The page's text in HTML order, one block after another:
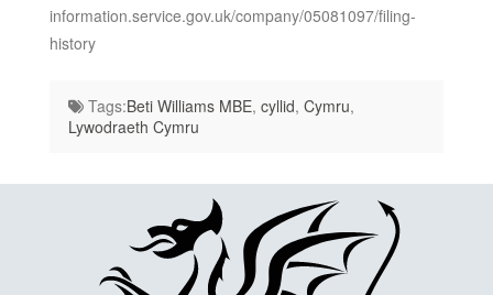
information.service.gov.uk/company/05081097/filing-
history
Tags:Beti Williams MBE,cyllid,Cymru,
Lywodraeth Cymru